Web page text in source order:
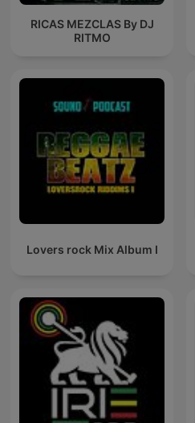
RICAS MEZCLAS By DJ
RITMO
Lovers rock Mix Album I